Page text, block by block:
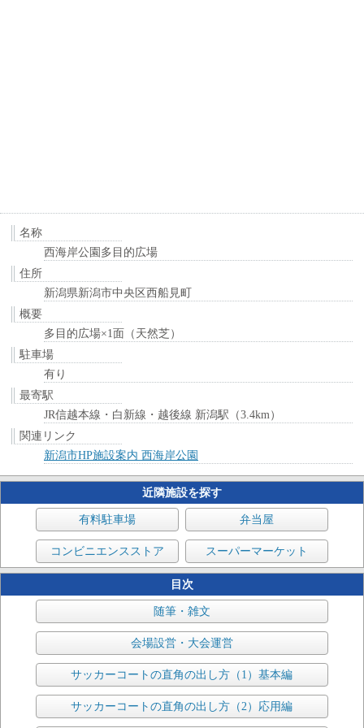
名称
西海岸公園多目的広場
住所
新潟県新潟市中央区西船見町
概要
多目的広場×1面（天然芝）
駐車場
有り
最寄駅
JR信越本線・白新線・越後線 新潟駅（3.4km）
関連リンク
新潟市HP施設案内 西海岸公園
近隣施設を探す
有料駐車場 弁当屋
コンビニエンスストア スーパーマーケット
目次
随筆・雑文
会場設営・大会運営
サッカーコートの直角の出し方（1）基本編
サッカーコートの直角の出し方（2）応用編